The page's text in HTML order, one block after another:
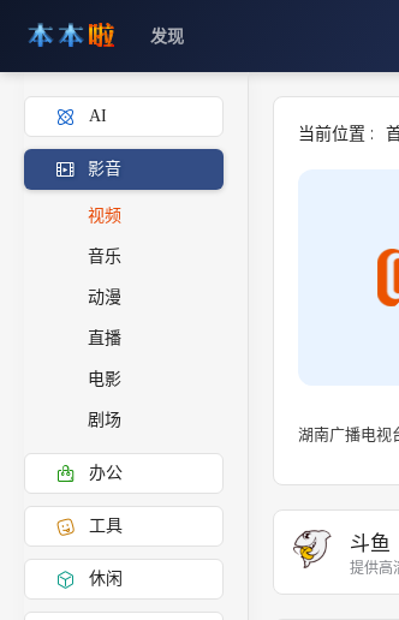
发现
AI
影音
视频
音乐
动漫
直播
电影
剧场
办公
工具
休闲
当前位置 :
湖南广播电视
斗鱼
提供高